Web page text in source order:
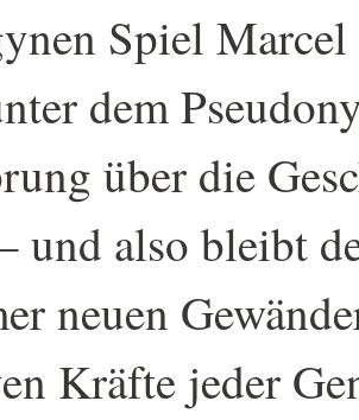
Spiel
dem
über die
und also bleibt
neuen
Kräfte jeder